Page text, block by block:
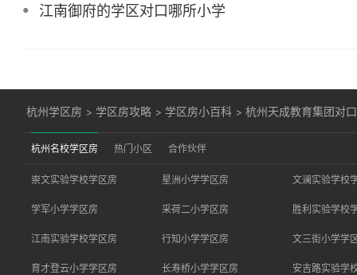
江南御府的学区对口哪所小学
杭州学区房 > 学区房攻略 > 学区房小百科 >杭州天成教育集团对
杭州名校学区房 热门小区 合作伙伴
崇文实验学校学区房 星洲小学学区房 文澜实验学校
学军小学学区房 采荷二小学区房 胜利实验学校
江南实验学校学区房 行知小学学区房 文三街小学学
育才登云小学学区房 长寿桥小学学区房 安吉路实验学